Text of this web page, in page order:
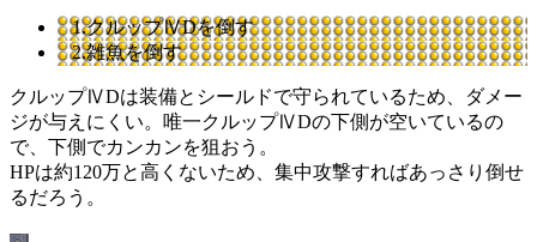
1.クルップⅣDを倒す
2.雑魚を倒す
クルップⅣDは装備とシールドで守られているため、ダメー
ジが与えにくい。唯一クルップⅣDの下側が空いているの
で、下側でカンカンを狙おう。
HPは約120万と高くないため、集中攻撃すればあっさり倒せ
るだろう。